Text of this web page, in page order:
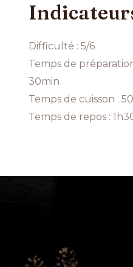
Difficulté : 5/6
Temps de
30min
Temps de cuisson :
Temps de repos :